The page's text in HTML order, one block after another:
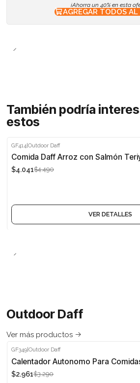
¡Ahorra un 40% en esta
AGREGAR TODOS AL
También podría
estos
-10%
Agotado
GF414|Outdoor Daff
Comida Daff Arroz con Salmón
$4.041$4.490
VER DETALLES
Outdoor Daff
Ver más productos
-10%
GF349|Outdoor Daff
Calentador Autonomo Para
$2.961$3.290